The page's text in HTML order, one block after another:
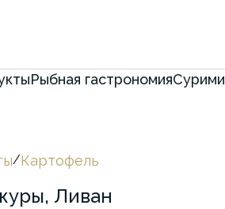
Рыбная гастрономияСурими
/Картофель
Ливан